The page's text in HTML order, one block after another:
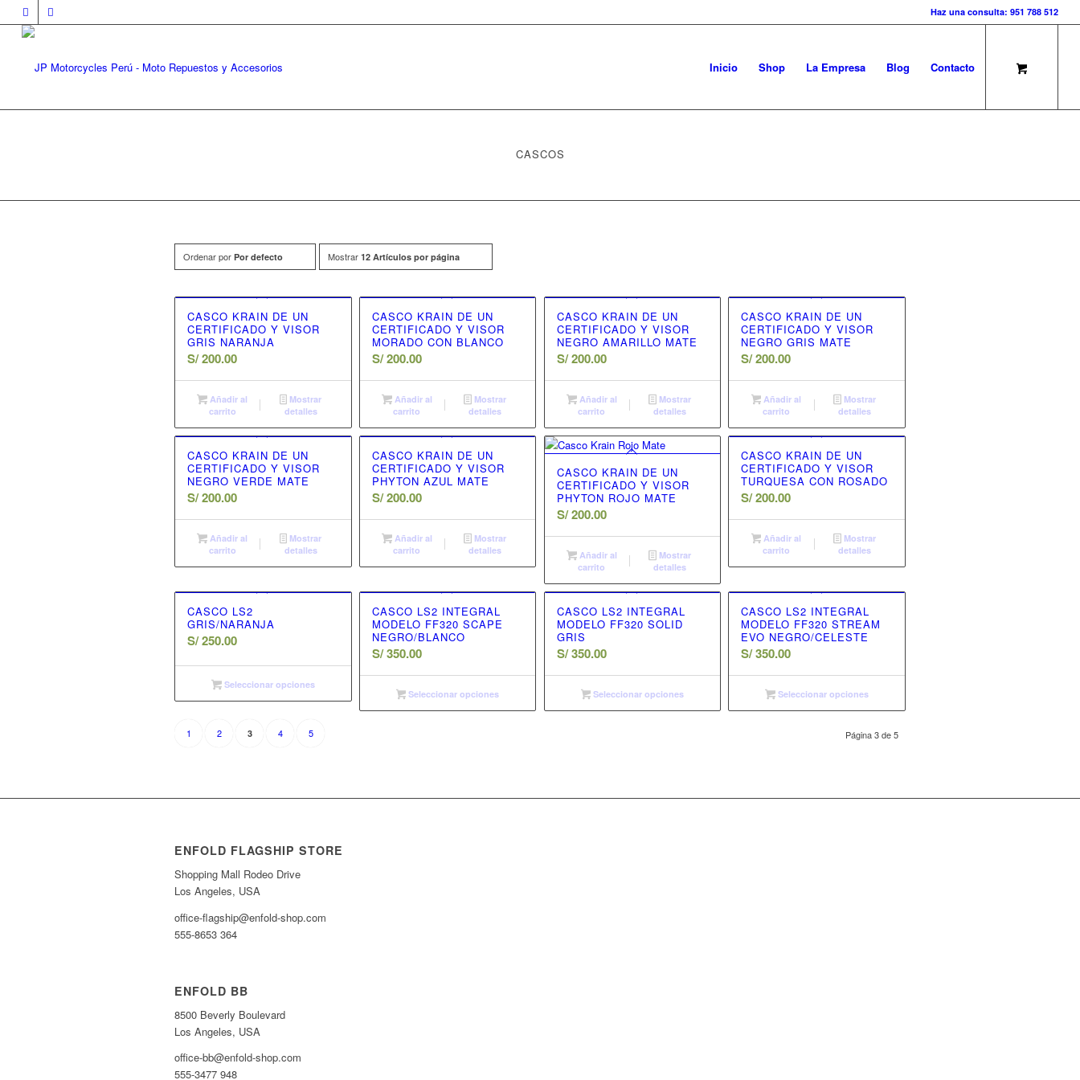
Haz una consulta: 951 788 512
Inicio Shop La Empresa Blog Contacto
CASCOS
Ordenar por Por defecto Mostrar 12 Artículos por página
CASCO KRAIN DE UN
CERTIFICADO Y VISOR
GRIS NARANJA
S/200.00
Añadir al
carrito
Mostrar
detalles
CASCO KRAIN DE UN
CERTIFICADO Y VISOR
MORADO CON BLANCO
S/200.00
Añadir al
carrito
Mostrar
detalles
CASCO KRAIN DE UN
CERTIFICADO Y VISOR
NEGRO AMARILLO MATE
S/200.00
Añadir al
carrito
Mostrar
detalles
CASCO KRAIN DE UN
CERTIFICADO Y VISOR
NEGRO GRIS MATE
S/200.00
Añadir al
carrito
Mostrar
detalles
CASCO KRAIN DE UN
CERTIFICADO Y VISOR
NEGRO VERDE MATE
S/200.00
Añadir al
carrito
Mostrar
detalles
CASCO KRAIN DE UN
CERTIFICADO Y VISOR
PHYTON AZUL MATE
S/200.00
Añadir al
carrito
Mostrar
detalles
CASCO KRAIN DE UN
CERTIFICADO Y VISOR
PHYTON ROJO MATE
S/200.00
Añadir al
carrito
Mostrar
detalles
CASCO KRAIN DE UN
CERTIFICADO Y VISOR
TURQUESA CON ROSADO
S/200.00
Añadir al
carrito
Mostrar
detalles
CASCO LS2
GRIS/NARANJA
S/250.00
Seleccionar opciones
CASCO LS2 INTEGRAL
MODELO FF320 SCAPE
NEGRO/BLANCO
S/350.00
Seleccionar opciones
CASCO LS2 INTEGRAL
MODELO FF320 SOLID
GRIS
S/350.00
Seleccionar opciones
CASCO LS2 INTEGRAL
MODELO FF320 STREAM
EVO NEGRO/CELESTE
S/350.00
Seleccionar opciones
Página 3 de 5
1 2 3 4 5
ENFOLD FLAGSHIP STORE
Shopping Mall Rodeo Drive
Los Angeles, USA
office-flagship@enfold-shop.com
555-8653 364
ENFOLD BB
8500 Beverly Boulevard
Los Angeles, USA
office-bb@enfold-shop.com
555-3477 948